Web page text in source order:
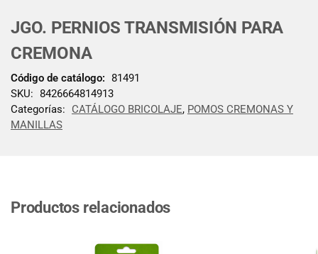
JGO. PERNIOS TRANSMISIÓN PARA
CREMONA
Código de catálogo: 81491
SKU: 8426664814913
Categorías:
CATÁLOGO BRICOLAJE, POMOS CREMONAS Y
MANILLAS
Productos relacionados